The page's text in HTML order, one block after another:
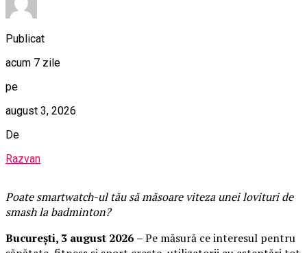
Publicat
acum 7 zile
pe
august 3, 2026
De
Razvan
Poate smartwatch-ul tăusă măsoare viteza unei lovituri de
smash la badminton?
București, 3 august 2026 –Pe măsură ce interesul pentru